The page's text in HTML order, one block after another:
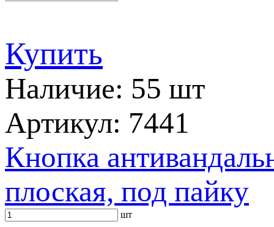
Купить
Наличие: 55 шт
Артикул: 7441
Кнопка
плоская, под пайку
шт